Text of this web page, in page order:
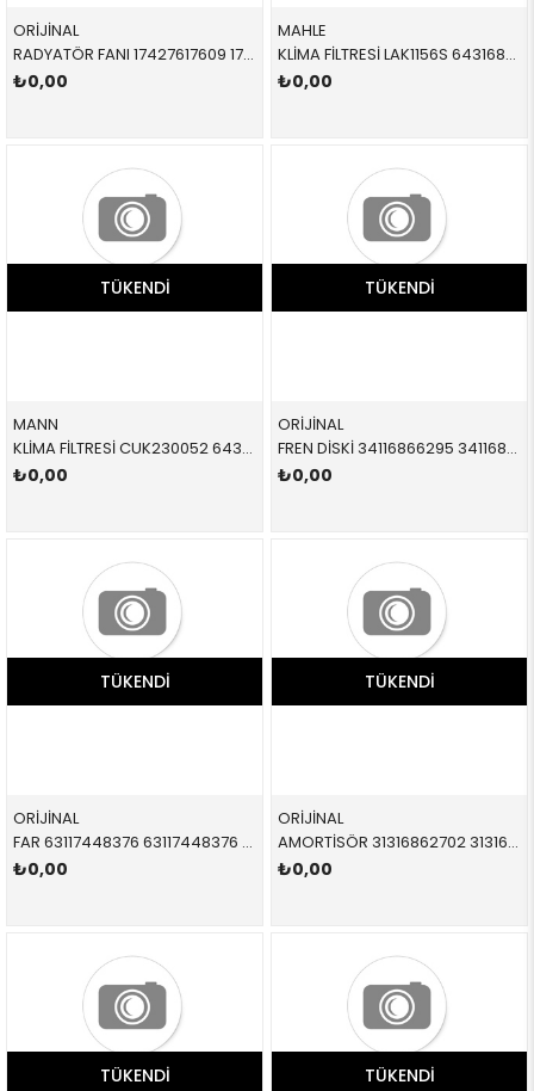
ORİJİNAL
RADYATÖR FANI 17427617609 17427617609 17427617609 F55,F56,F54,F57 B36,B37,B38,B48 2015-
₺0,00
MAHLE
KLİMA FİLTRESİ LAK1156S 64316835405 64316835405 F39,F40,F44,F45,F46,F48,F49,F54,F55,F56,F57,F60,İ3 B37,B38,B47 TAKIM 2014-
₺0,00
TÜKENDI
MANN
KLİMA FİLTRESİ CUK230052 64316835405 64316835405 F39,F40,F44,F45,F46,F48,F49,F54,F55,F56,F57,F60,İ3 TAKIM 2014-
₺0,00
TÜKENDI
ORİJİNAL
FREN DİSKİ 34116866295 34116866295 34116866295 F54,F55,F56,F57,F45 1.6,1.8,D ÖN 2015-
₺0,00
TÜKENDI
ORİJİNAL
FAR 63117448376 63117448376 63117448376 F54,F55,F56,F57 LED SAĞ 2014-
₺0,00
TÜKENDI
ORİJİNAL
AMORTİSÖR 31316862702 31316862702 31316867210 F55 S,D ÖN SAĞ 2015-
₺0,00
TÜKENDI TÜKENDI